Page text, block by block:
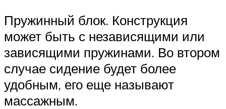
Пружинный блок. Конструкция
может быть с независящими или
зависящими пружинами. Во втором
случае сидение будет более
удобным, его еще называют
массажным.